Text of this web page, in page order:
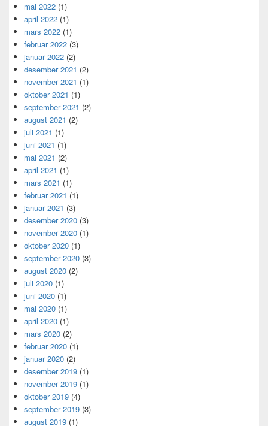
mai 2022 (1)
april 2022 (1)
mars 2022 (1)
februar 2022 (3)
januar 2022 (2)
desember 2021 (2)
november 2021 (1)
oktober 2021 (1)
september 2021 (2)
august 2021 (2)
juli 2021 (1)
juni 2021 (1)
mai 2021 (2)
april 2021 (1)
mars 2021 (1)
februar 2021 (1)
januar 2021 (3)
desember 2020 (3)
november 2020 (1)
oktober 2020 (1)
september 2020 (3)
august 2020 (2)
juli 2020 (1)
juni 2020 (1)
mai 2020 (1)
april 2020 (1)
mars 2020 (2)
februar 2020 (1)
januar 2020 (2)
desember 2019 (1)
november 2019 (1)
oktober 2019 (4)
september 2019 (3)
august 2019 (1)